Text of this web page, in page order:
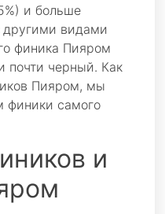
и больше
другими видами
финика Пияром
почти черный. Как
Пияром, мы
финики самого
и